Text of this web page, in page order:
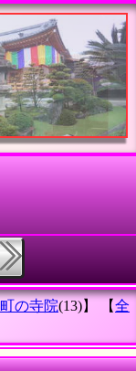
の寺院(13)】 【全